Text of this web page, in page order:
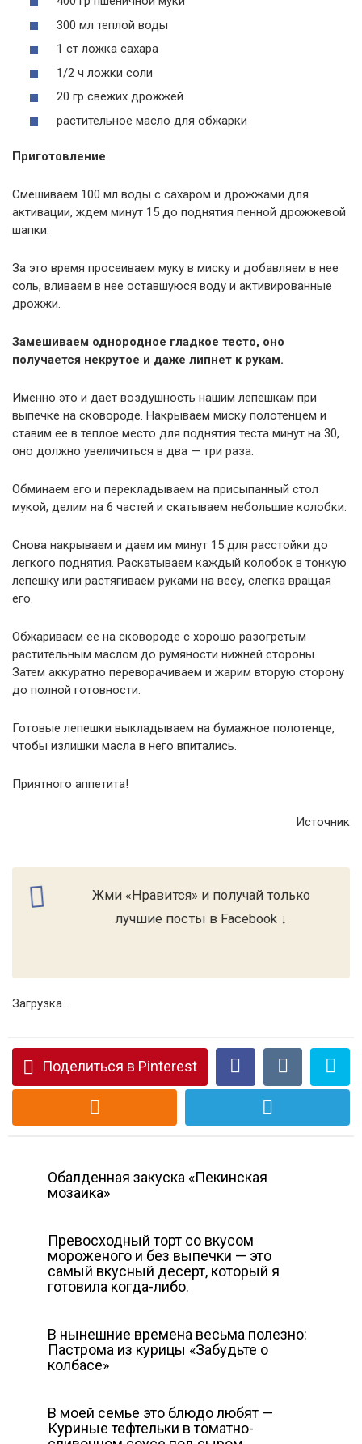
300 мл теплой воды
1 ст ложка сахара
1/2 ч ложки соли
20 гр свежих дрожжей
растительное масло для обжарки
Приготовление
Смешиваем 100 мл воды с сахаром и дрожжами для
активации, ждем минут 15 до поднятия пенной дрожжевой
шапки.
За это время просеиваем муку в миску и добавляем в нее
соль, вливаем в нее оставшуюся воду и активированные
дрожжи.
Замешиваем однородное гладкое тесто, оно
получается некрутое и даже липнет к рукам.
Именно это и дает воздушность нашим лепешкам при
выпечке на сковороде. Накрываем миску полотенцем и
ставим ее в теплое место для поднятия теста минут на 30,
оно должно увеличиться в два — три раза.
Обминаем его и перекладываем на присыпанный стол
мукой, делим на 6 частей и скатываем небольшие колобки.
Снова накрываем и даем им минут 15 для расстойки до
легкого поднятия. Раскатываем каждый колобок в тонкую
лепешку или растягиваем руками на весу, слегка вращая
его.
Обжариваем ее на сковороде с хорошо разогретым
растительным маслом до румяности нижней стороны.
Затем аккуратно переворачиваем и жарим вторую сторону
до полной готовности.
Готовые лепешки выкладываем на бумажное полотенце,
чтобы излишки масла в него впитались.
Приятного аппетита!
Источник
Жми «Нравится» и получай только
лучшие посты в Facebook ↓
Загрузка...
Поделиться в Pinterest
Обалденная закуска «Пекинская
мозаика»
Превосходный торт со вкусом
мороженого и без выпечки — это
самый вкусный десерт, который я
готовила когда-либо.
В нынешние времена весьма полезно:
Пастрома из курицы «Забудьте о
колбасе»
В моей семье это блюдо любят —
Куриные тефтельки в томатно-